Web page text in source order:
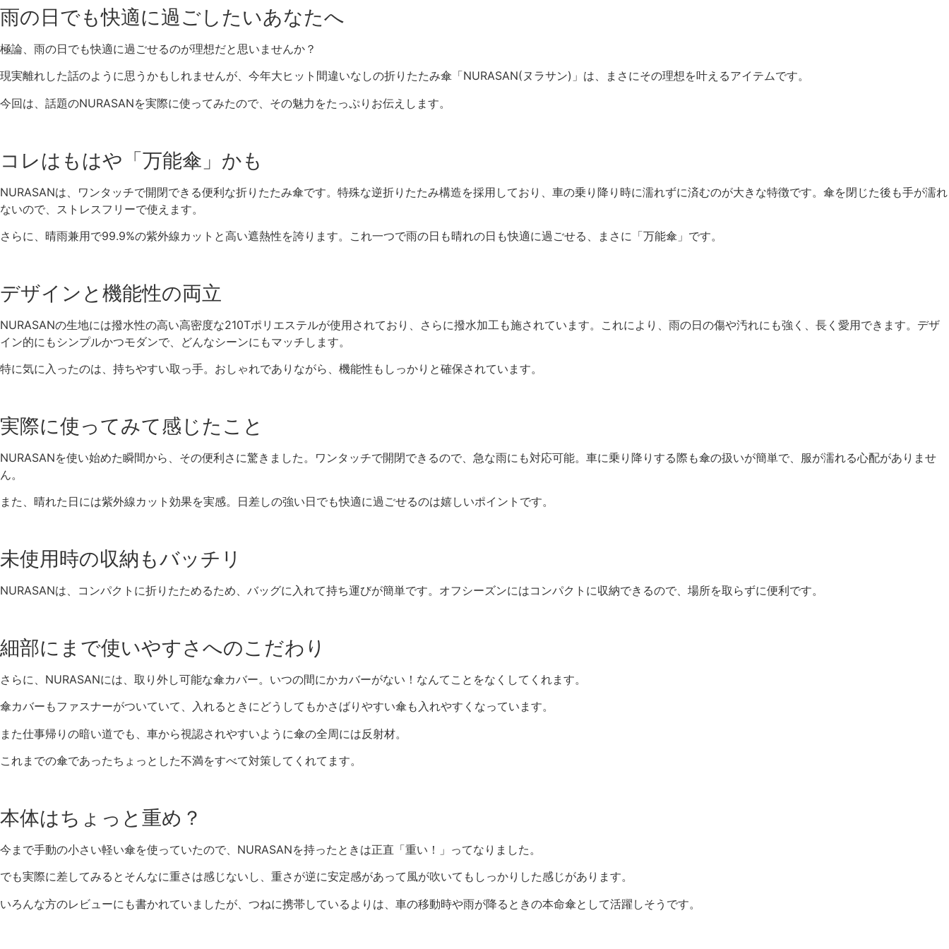
雨の日でも快適に過ごしたいあなたへ
極論、雨の日でも快適に過ごせるのが理想だと思いませんか？
現実離れした話のように思うかもしれませんが、今年大ヒット間違いなしの折りたたみ傘「NURASAN(ヌラサン)」は、まさにその理想を叶えるアイテムです。
今回は、話題のNURASANを実際に使ってみたので、その魅力をたっぷりお伝えします。
コレはもはや「万能傘」かも
NURASANは、ワンタッチで開閉できる便利な折りたたみ傘です。特殊な逆折りたたみ構造を採用しており、車の乗り降り時に濡れずに済むのが大きな特徴です。傘を閉じた後も手が濡れ
ないので、ストレスフリーで使えます。
さらに、晴雨兼用で99.9%の紫外線カットと高い遮熱性を誇ります。これ一つで雨の日も晴れの日も快適に過ごせる、まさに「万能傘」です。
デザインと機能性の両立
NURASANの生地には撥水性の高い高密度な210Tポリエステルが使用されており、さらに撥水加工も施されています。これにより、雨の日の傷や汚れにも強く、長く愛用できます。デザ
イン的にもシンプルかつモダンで、どんなシーンにもマッチします。
特に気に入ったのは、持ちやすい取っ手。おしゃれでありながら、機能性もしっかりと確保されています。
実際に使ってみて感じたこと
NURASANを使い始めた瞬間から、その便利さに驚きました。ワンタッチで開閉できるので、急な雨にも対応可能。車に乗り降りする際も傘の扱いが簡単で、服が濡れる心配がありませ
ん。
また、晴れた日には紫外線カット効果を実感。日差しの強い日でも快適に過ごせるのは嬉しいポイントです。
未使用時の収納もバッチリ
NURASANは、コンパクトに折りたためるため、バッグに入れて持ち運びが簡単です。オフシーズンにはコンパクトに収納できるので、場所を取らずに便利です。
細部にまで使いやすさへのこだわり
さらに、NURASANには、取り外し可能な傘カバー。いつの間にかカバーがない！なんてことをなくしてくれます。
傘カバーもファスナーがついていて、入れるときにどうしてもかさばりやすい傘も入れやすくなっています。
また仕事帰りの暗い道でも、車から視認されやすいように傘の全周には反射材。
これまでの傘であったちょっとした不満をすべて対策してくれてます。
本体はちょっと重め？
今まで手動の小さい軽い傘を使っていたので、NURASANを持ったときは正直「重い！」ってなりました。
でも実際に差してみるとそんなに重さは感じないし、重さが逆に安定感があって風が吹いてもしっかりした感じがあります。
いろんな方のレビューにも書かれていましたが、つねに携帯しているよりは、車の移動時や雨が降るときの本命傘として活躍しそうです。